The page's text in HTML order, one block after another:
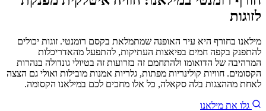
לזוגות
מילאנו בחורף היא עיר האופנה שמתמלאת בקסם רומנטי. זוגות יכולים
להתפנק בקפה חמים בפיאצות העתיקות, להתפעל מהאדריכלות
המרהיבה של הדואומו ולהתחמם זה בזרועות זה בטיולי גונדולה בנהרות
הקסומים. חוויות קולינריות מפתות, גלריות אמנות מובילות ואולי גם הצצה
לאחת מההצגות בלה סקאלה, כל אלו מחכים לכם במילאנו הקסומה.
גלו את מילאנו